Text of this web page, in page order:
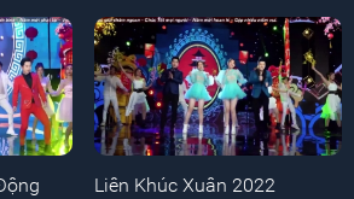
Liên Khúc Xuân 2022